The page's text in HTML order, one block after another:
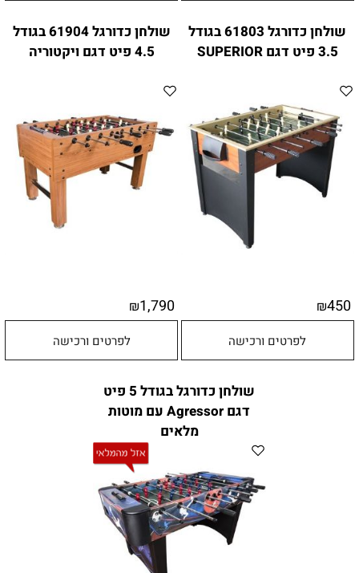
שולחן כדורגל 61803 בגודל
3.5 פיט דגם SUPERIOR
₪450
לפרטים ורכישה
שולחן כדורגל 61904 בגודל
4.5 פיט דגם ויקטוריה
₪1,790
לפרטים ורכישה
שולחן כדורגל בגודל 5 פיט
דגם Agressor עם מוטות
מלאים